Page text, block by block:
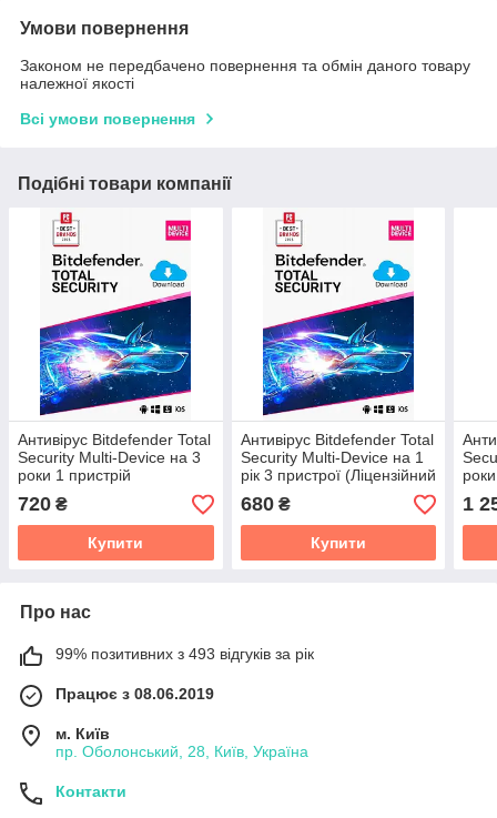
Умови повернення
Законом не передбачено повернення та обмін даного товару
належної якості
Всі умови повернення
Подібні товари компанії
Антивірус Bitdefender Total
Security Multi-Device на 3
роки 1 пристрій
(Ліцензійний ключ)
720 ₴
Купити
Антивірус Bitdefender Total
Security Multi-Device на 1
рік 3 пристрої (Ліцензійний
ключ)
680₴
Купити
1
Про нас
99% позитивних з 493 відгуків за рік
Працює з 08.06.2019
м. Київ
пр. Оболонський, 28, Київ, Україна
Контакти